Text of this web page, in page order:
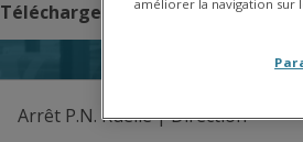
Téléchargez les horaires de la
Arrêt P.N. Ruelle |Direction
améliorer la navigation sur